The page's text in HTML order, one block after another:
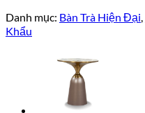
Danh mục: Bàn Trà Hiện Đại,
Khẩu